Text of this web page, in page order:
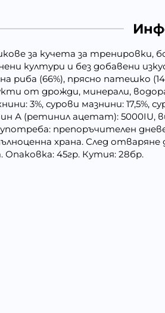
за кучета за
култури и без добавени
риба (66%), прясно патешко
от дрожди, минерали,
3%, сурови мазнини: 17,5%,
А (ретинил ацетат): 5000IU,
препоръчителен
храна. След
45гр. Кутия: 28бр.